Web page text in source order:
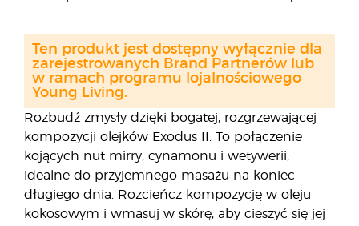
Rozbudź zmysły dzięki bogatej, rozgrzewającej
kompozycji olejków Exodus II. To połączenie
kojących nut mirry, cynamonu i wetywerii,
idealne do przyjemnego masażu na koniec
długiego dnia. Rozcieńcz kompozycję w oleju
kokosowym i wmasuj w skórę, aby cieszyć się jej
Ten produkt jest dostępny wyłącznie dla
zarejestrowanych Brand Partnerów lub
w ramach programu lojalnościowego
Young Living.